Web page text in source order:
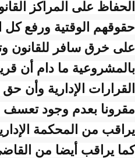
الحفاظ على المراكز
حقوقهم الوقتية ورفع كل
على خرق سافر للقانون
بالمشروعية ما دام أن
القرارات الإدارية وأن
مقرونا بعدم وجود
يراقب من المحكمة
كما يراقب أيضا من